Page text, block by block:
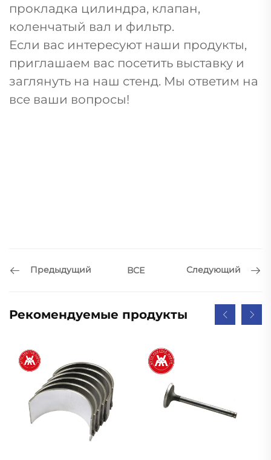
прокладка цилиндра, клапан,
коленчатый вал и фильтр.
Если вас интересуют наши продукты,
приглашаем вас посетить выставку и
заглянуть на наш стенд. Мы ответим на
все ваши вопросы!
Предыдущий ВСЕ Следующий
Рекомендуемые продукты